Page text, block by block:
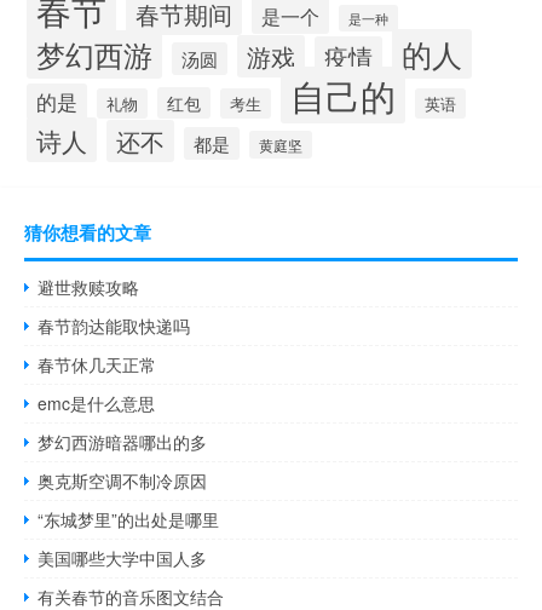
春节期间 是一个 是一种
梦幻西游 汤圆 游戏 疫情 的人
的是 礼物 红包 考生 自己的 英语
诗人 还不 都是 黄庭坚
猜你想看的文章
避世救赎攻略
春节韵达能取快递吗
春节休几天正常
emc是什么意思
梦幻西游暗器哪出的多
奥克斯空调不制冷原因
“东城梦里”的出处是哪里
美国哪些大学中国人多
有关春节的音乐图文结合